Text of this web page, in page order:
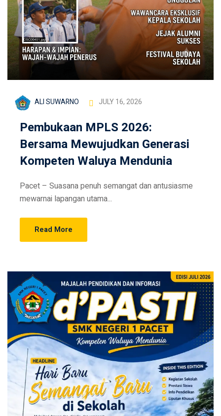
ALI SUWARNO JULY 16, 2026
Pembukaan MPLS 2026:
Bersama Mewujudkan Generasi
Kompeten Waluya Mendunia
Pacet – Suasana penuh semangat dan antusiasme
mewarnai lapangan utama...
Read More